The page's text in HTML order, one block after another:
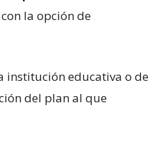
la opción de
institución educativa o de
del plan al que